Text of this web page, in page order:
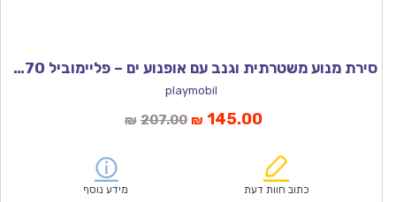
סירת מנוע משטרתית וגנב עם אופנוע ים – פליימוביל 71570
playmobil
₪ 207.00המחיר
₪207.00.
₪ 145.00המחיר
הוא:
כתוב חוות דעת מידע נוסף